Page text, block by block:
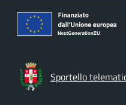
Sportello